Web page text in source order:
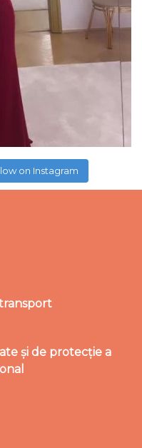
on Instagram
și de protecție a